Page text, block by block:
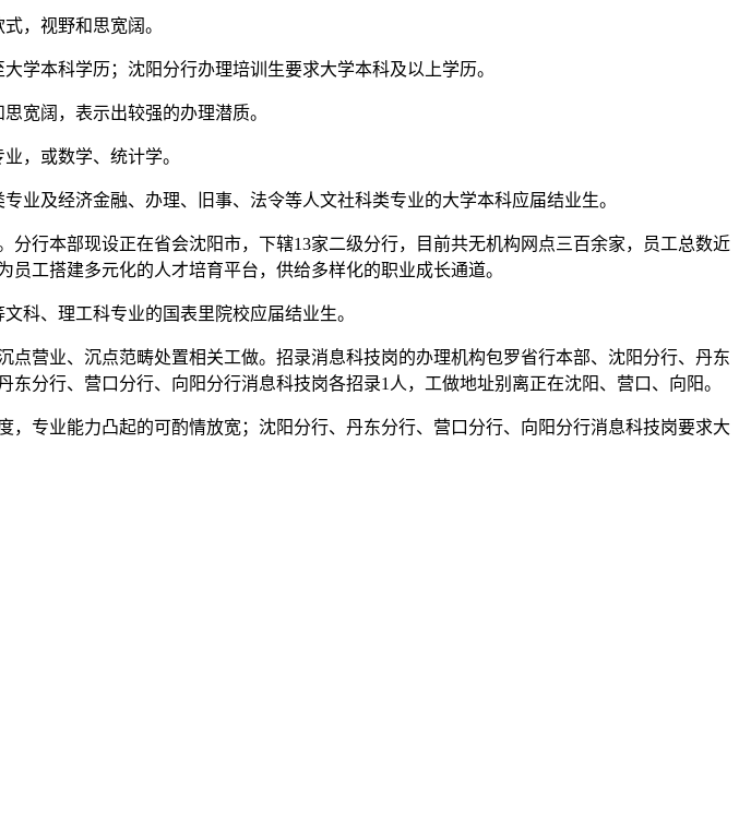
，视野和思宽阔。
本科学历；沈阳分行办理培训生要求大学本科及以上学历。
宽阔，表示出较强的办理潜质。
，或数学、统计学。
及经济金融、办理、旧事、法令等人文社科类专业的大学本科应届结业生。
行本部现设正在省会沈阳市，下辖13家二级分行，目前共无机构网点三百余家，员工总数近
工搭建多元化的人才培育平台，供给多样化的职业成长通道。
、理工科专业的国表里院校应届结业生。
业、沉点范畴处置相关工做。招录消息科技岗的办理机构包罗省行本部、沈阳分行、丹东
分行、营口分行、向阳分行消息科技岗各招录1人，工做地址别离正在沈阳、营口、向阳。
专业能力凸起的可酌情放宽；沈阳分行、丹东分行、营口分行、向阳分行消息科技岗要求大